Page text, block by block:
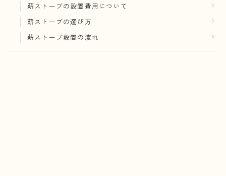
薪ストーブの設置費用について
薪ストーブの選び方
薪ストーブ設置の流れ